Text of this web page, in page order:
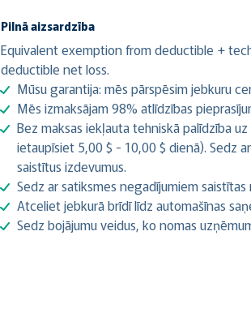
Pilnā aizsardzība
Equivalent exemption from deductible +
deductible net loss.
Mūsu garantija: mēs pārspēsim jebkuru
Mēs izmaksājam 98% atlīdzības
Bez maksas iekļauta tehniskā palīdzība
ietaupīsiet 5,00 $ - 10,00 $ dienā). Sedz
saistītus izdevumus.
Sedz ar satiksmes negadījumiem saistītas
Atceliet jebkurā brīdī līdz automašīnas
Sedz bojājumu veidus, ko nomas